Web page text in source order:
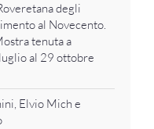
degli
al Novecento.
tenuta a
al 29 ottobre
Elvio Mich e